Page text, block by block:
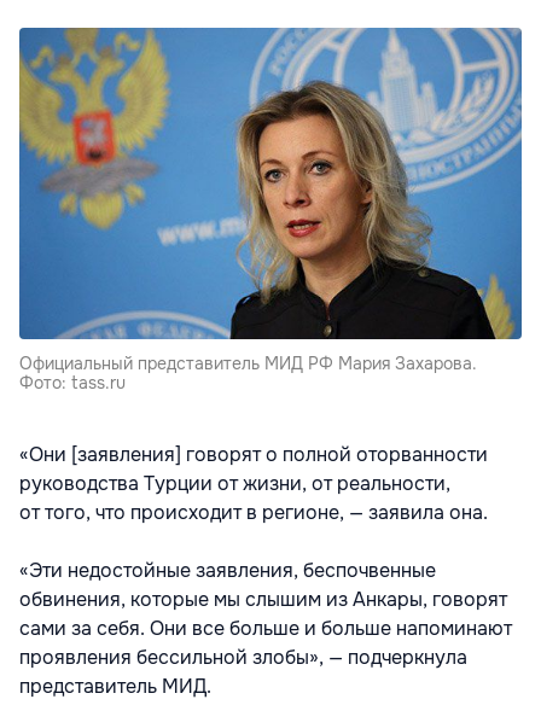
Официальный представитель МИД РФ Мария Захарова.
Фото: tass.ru
«Они [заявления] говорят о полной оторванности
руководства Турции от жизни, от реальности,
от того, что происходит в регионе, — заявила она.
«Эти недостойные заявления, беспочвенные
обвинения, которые мы слышим из Анкары, говорят
сами за себя. Они все больше и больше напоминают
проявления бессильной злобы», — подчеркнула
представитель МИД.